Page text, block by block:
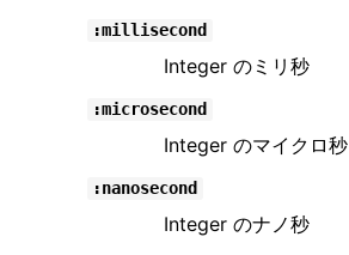
:millisecond
Integer のミリ秒
:microsecond
Integer のマイクロ秒
:nanosecond
Integer のナノ秒